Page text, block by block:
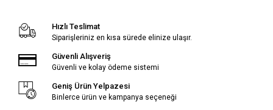
Hızlı Teslimat
Siparişleriniz en kısa sürede elinize ulaşır.
Güvenli Alışveriş
Güvenli ve kolay ödeme sistemi
Geniş Ürün Yelpazesi
Binlerce ürün ve kampanya seçeneği